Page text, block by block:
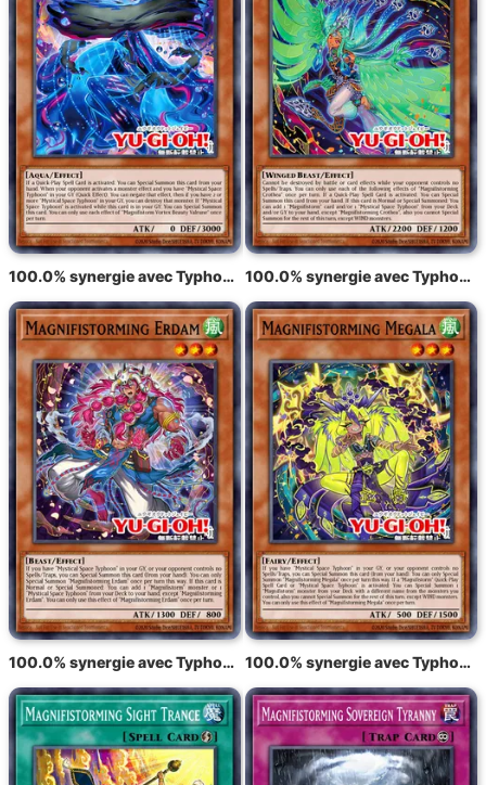
100.0% synergie avec Typhon radieux Varuroon, le vortex vibrant 100.0% synergie avec Typhon radieux Krosea
100.0% synergie avec Typhon radieux Eldam 100.0% synergie avec Typhon radieux Meghala